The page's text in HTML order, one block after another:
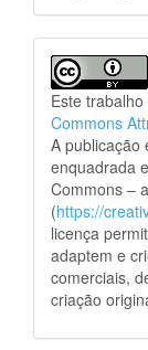
Este
Commons
A publicação
enquadrada
Commons –
(https://
licença
adaptem e
comerciais,
criação